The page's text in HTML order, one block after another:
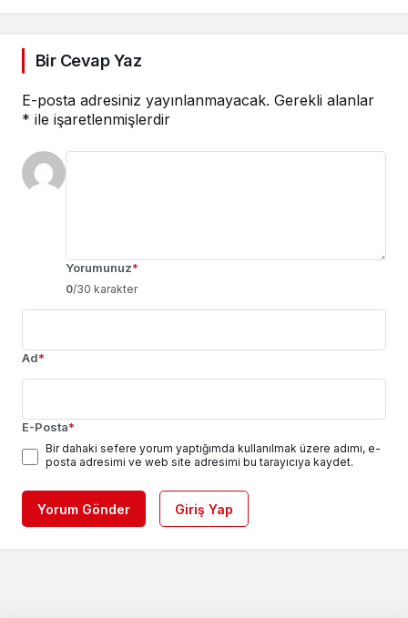
Bir Cevap Yaz
E-posta adresiniz yayınlanmayacak. Gerekli alanlar
* ile işaretlenmişlerdir
Yorumunuz*
0/30 karakter
Ad*
E-Posta*
Bir dahaki sefere yorum yaptığımda kullanılmak üzere adımı, e-
posta adresimi ve web site adresimi bu tarayıcıya kaydet.
Yorum Gönder Giriş Yap